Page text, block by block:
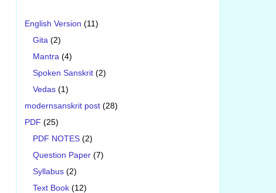
English Version (11)
Gita (2)
Mantra (4)
Spoken Sanskrit (2)
Vedas (1)
modernsanskrit post (28)
PDF (25)
PDF NOTES (2)
Question Paper (7)
Syllabus (2)
Text Book (12)